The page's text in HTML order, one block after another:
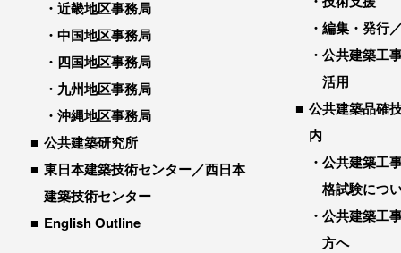
近畿地区事務局
中国地区事務局
四国地区事務局
九州地区事務局
沖縄地区事務局
公共建築研究所
東日本建築技術センター／西日本
建築技術センター
English Outline
編集・発行
公共建築工
活用
公共建築品確
内
公共建築工
格試験につ
公共建築工
方へ